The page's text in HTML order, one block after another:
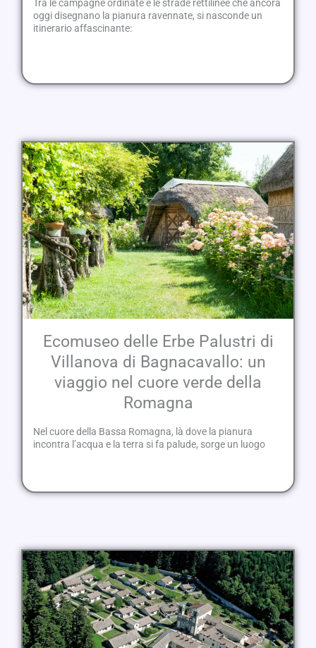
Tra le campagne ordinate e le strade rettilinee che ancora
oggi disegnano la pianura ravennate, si nasconde un
itinerario affascinante:
Ecomuseo delle Erbe Palustri di
Villanova di Bagnacavallo: un
viaggio nel cuore verde della
Romagna
Nel cuore della Bassa Romagna, là dove la pianura
incontra l’acqua e la terra si fa palude, sorge un luogo